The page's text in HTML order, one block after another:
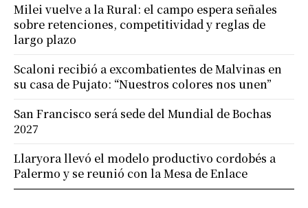
Milei vuelve a la Rural: el campo espera señales
sobre retenciones, competitividad y reglas de
largo plazo
Scaloni recibió a excombatientes de Malvinas en
su casa de Pujato: “Nuestros colores nos unen”
San Francisco será sede del Mundial de Bochas
2027
Llaryora llevó el modelo productivo cordobés a
Palermo y se reunió con la Mesa de Enlace